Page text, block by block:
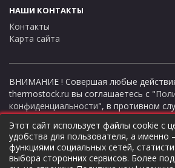
НАШИ КОНТАКТЫ
Контакты
Карта сайта
ВНИМАНИЕ ! Совершая любые
thermostock.ru вы соглашаетесь с
конфиденциальности", в противном
покинуть данный сайт. Цены и
данном сайте в ознакомительных
публичной офертой ни при каких
ТермоСток - все для отопления и
Этот сайт использует файлы cookie с
удобства для пользователя, а
функциями социальных сетей,
выбора сторонних сервисов. Более